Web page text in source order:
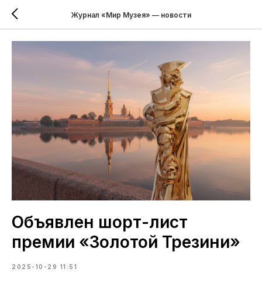
Журнал «Мир Музея» — новости
Объявлен шорт-лист
премии «Золотой Трезини»
2025-10-29 11:51